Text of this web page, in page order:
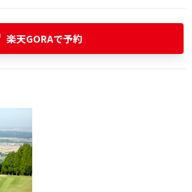
楽天GORAで予約